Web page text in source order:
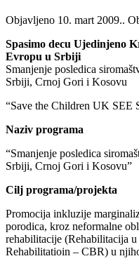
Objavljeno 10. mart 2009..
Spasimo decu Ujedinjeno
Evropu u Srbiji
Smanjenje posledica
Srbiji, Crnoj Gori i Kosovu
“Save the Children UK SEE
Naziv programa
“Smanjenje posledica
Srbiji, Crnoj Gori i Kosovu”
Cilj programa/projekta
Promocija inkluzije
porodica, kroz neformalne
rehabilitacije (Rehabilitacija
Rehabilitatioin – CBR) u